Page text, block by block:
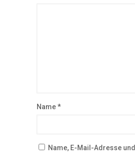
Name*
Name, E-Mail-Adresse